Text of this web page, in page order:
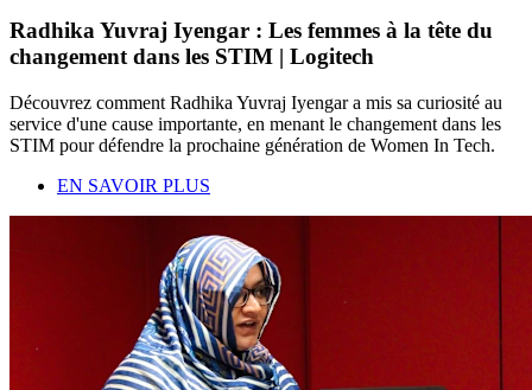
Radhika Yuvraj Iyengar : Les femmes à la tête du
changement dans les STIM | Logitech
Découvrez comment Radhika Yuvraj Iyengar a mis sa curiosité au
service d'une cause importante, en menant le changement dans les
STIM pour défendre la prochaine génération de Women In Tech.
EN SAVOIR PLUS